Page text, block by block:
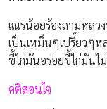
เณรน้อยร้องถามหลว
เป็นเหม็นๆเปรี้ยวๆห
ขี้ไก่มันอร่อยขี้ไก่มันไ
คติสอนใจ